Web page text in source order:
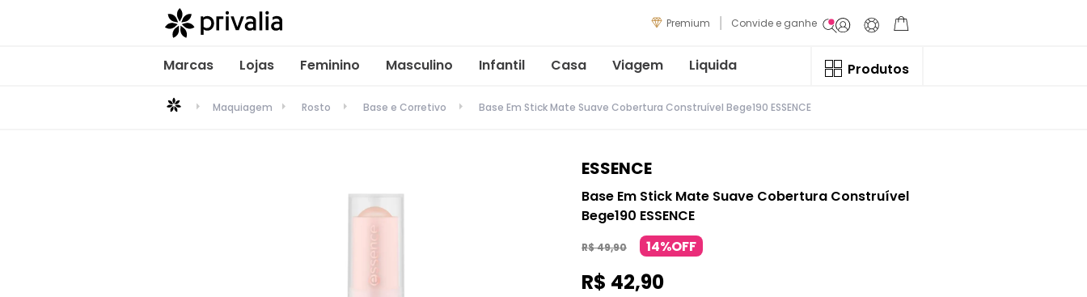
Premium Convide e ganhe
Marcas Lojas Feminino Masculino Infantil Casa Viagem Liquida Produtos
Maquiagem Rosto Base e Corretivo Base Em Stick Mate Suave Cobertura Construível Bege190 ESSENCE
ESSENCE
Base Em Stick Mate Suave Cobertura Construível
Bege190 ESSENCE
R$49,90 14%OFF
R$ 42,90